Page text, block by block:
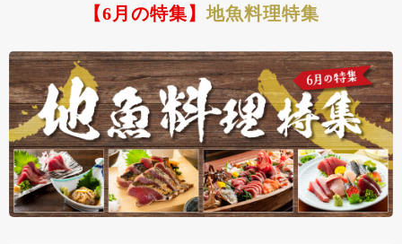
【6月の特集】地魚料理特集